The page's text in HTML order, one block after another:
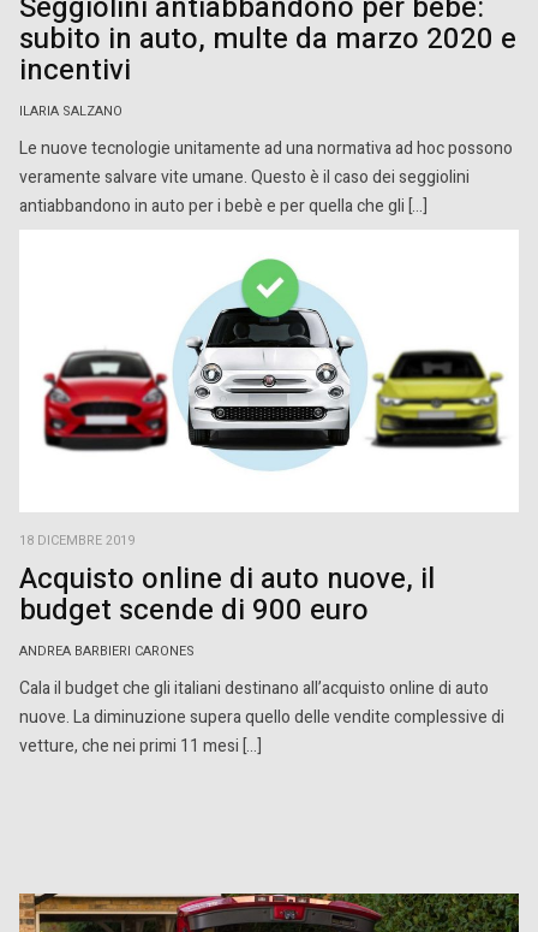
subito in auto, multe da marzo 2020 e
incentivi
ILARIA SALZANO
Le nuove tecnologie unitamente ad una normativa ad hoc possono
veramente salvare vite umane. Questo è il caso dei seggiolini
antiabbandono in auto per i bebè e per quella che gli […]
18 DICEMBRE 2019
Acquisto online di auto nuove, il
budget scende di 900 euro
ANDREA BARBIERI CARONES
Cala il budget che gli italiani destinano all’acquisto online di auto
nuove. La diminuzione supera quello delle vendite complessive di
vetture, che nei primi 11 mesi […]